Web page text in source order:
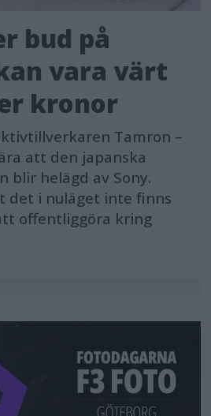
bud på
vara värt
kronor
Tamron –
att den japanska
blir helägd av Sony.
det i nuläget inte finns
offentliggöra kring